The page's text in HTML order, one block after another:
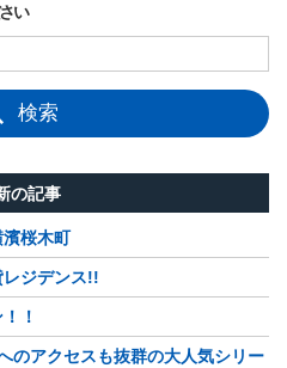
い
検索
の記事
濱桜木町
レジデンス!!
！
のアクセスも抜群の大人気シリー